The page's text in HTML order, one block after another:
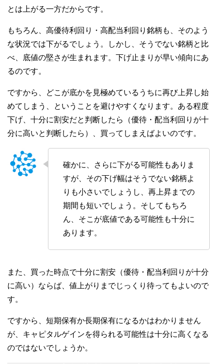
とは上がる一方だからです。
もちろん、高優待利回り・高配当利回り銘柄も、そのよう
な状況では下がるでしょう。しかし、そうでない銘柄と比
べ、底値の堅さが生まれます。下げ止まりが早い傾向にあ
るのです。
ですから、どこが底かを見極めているうちに再び上昇し始
めてしまう、ということを避けやすくなります。ある程度
下げ、十分に割安だと判断したら（優待・配当利回りが十
分に高いと判断したら）、買ってしまえばよいのです。
確かに、さらに下がる可能性もありま
すが、その下げ幅はそうでない銘柄よ
りも小さいでしょうし、再上昇までの
期間も短いでしょう。そしてもちろ
ん、そこが底値である可能性も十分に
あります。
また、買った時点で十分に割安（優待・配当利回りが十分
に高い）ならば、値上がりまでじっくり待ってもよいので
す。
ですから、短期保有か長期保有になるかはわかりません
が、キャピタルゲインを得られる可能性は十分に高くなる
のではないでしょうか。